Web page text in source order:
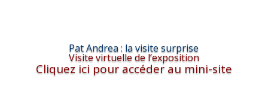
Pat Andrea : la visite surprise
Visite virtuelle de l’exposition
Cliquez ici pour accéder au mini-site